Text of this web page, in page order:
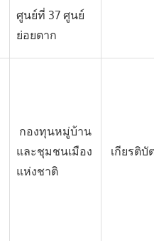
ศูนย์ที่ 37 ศูนย์
ย่อยตาก
กองทุนหมู่บ้าน
และชุมชนเมือง
แห่งชาติ
เกียรติบั